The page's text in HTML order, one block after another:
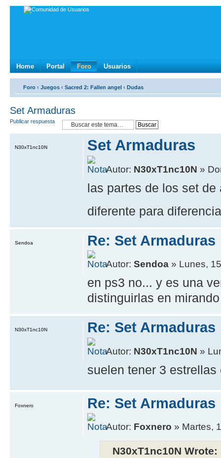
Home Portal Foro Usuarios
Foro ‹ Juegos ‹ Sacred 2: Fallen angel ‹ Dudas
Set Armaduras
Publicar respuesta
Set Armaduras
Autor: N30xT1nc10N »
las partes de los set
diferente para
N30xT1nc10N
Re: Set Armaduras
Autor:Sendoa » Lunes,
en ps3 no... y es una
distinguirlas en
Sendoa
Re: Set Armaduras
Autor: N30xT1nc10N »
suelen tener 3 estrellas
N30xT1nc10N
Re: Set Armaduras
Autor: Foxnero » Martes,
N30xT1nc10N Wrote:
Foxnero